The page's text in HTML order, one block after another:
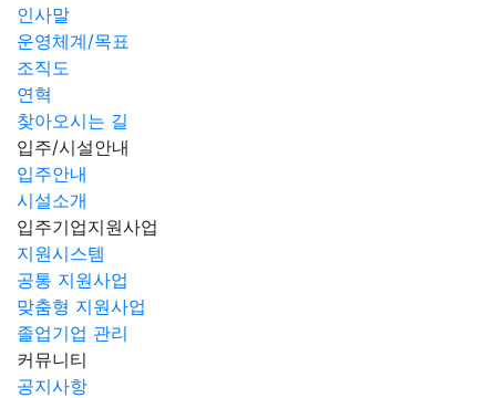
인사말
운영체계/목표
조직도
연혁
찾아오시는 길
입주/시설안내
입주안내
시설소개
입주기업지원사업
지원시스템
공통 지원사업
맞춤형 지원사업
졸업기업 관리
커뮤니티
공지사항